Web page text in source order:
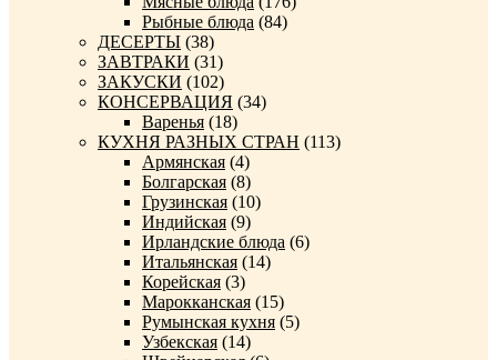
Рыбные блюда (84)
ДЕСЕРТЫ (38)
ЗАВТРАКИ (31)
ЗАКУСКИ (102)
КОНСЕРВАЦИЯ (34)
Варенья (18)
КУХНЯ РАЗНЫХ СТРАН (113)
Армянская (4)
Болгарская (8)
Грузинская (10)
Индийская (9)
Ирландские блюда (6)
Итальянская (14)
Корейская (3)
Марокканская (15)
Румынская кухня (5)
Узбекская (14)